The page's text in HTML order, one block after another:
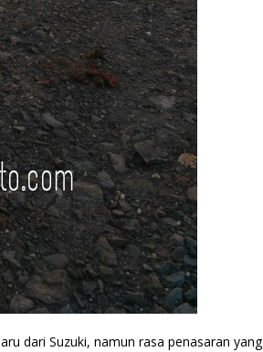
dari Suzuki, namun rasa penasaran yang